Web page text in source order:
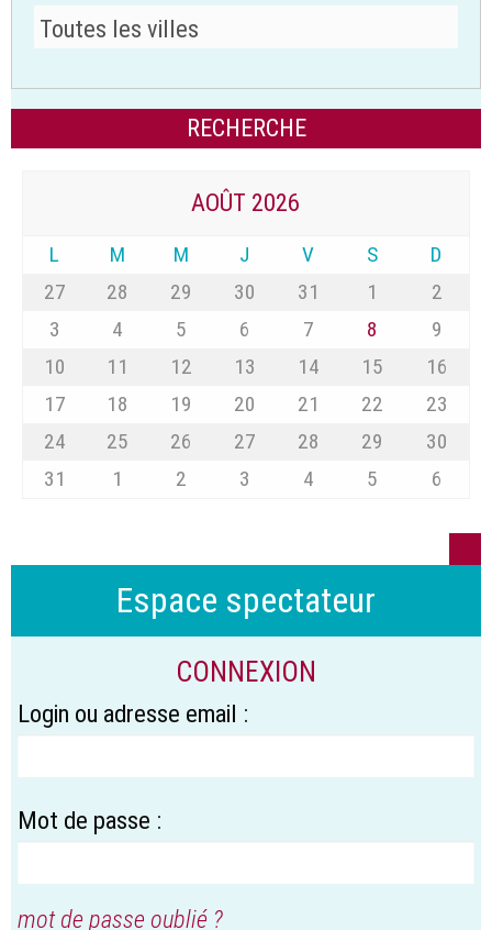
AOÛT 2026
L M M J V S
D
27
28 29 30 31 1
2
3
4 5 6 7 8
9
10
11 12 13 14 15
16
17
18 19 20 21 22
23
24
25 26 27 28 29
30
31
1 2 3 4 5 6
Espace spectateur
CONNEXION
Login ou adresse email :
Mot de passe :
mot de passe oublié ?